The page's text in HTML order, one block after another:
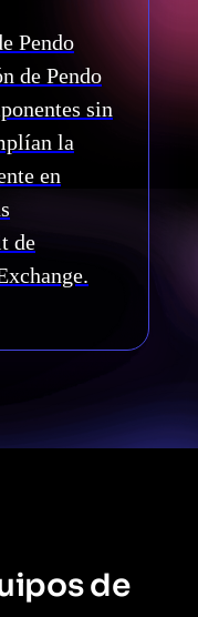
Pendo
de Pendo
sin
la
en
de
de